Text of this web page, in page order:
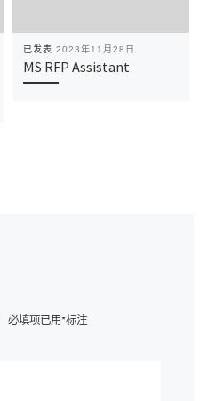
已发表 2023年11月28日
MS RFP Assistant
必填项已用*标注